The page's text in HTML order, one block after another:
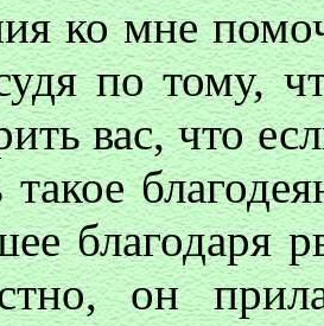
ко мне
по тому,
вас, что
такое
благодаря
он